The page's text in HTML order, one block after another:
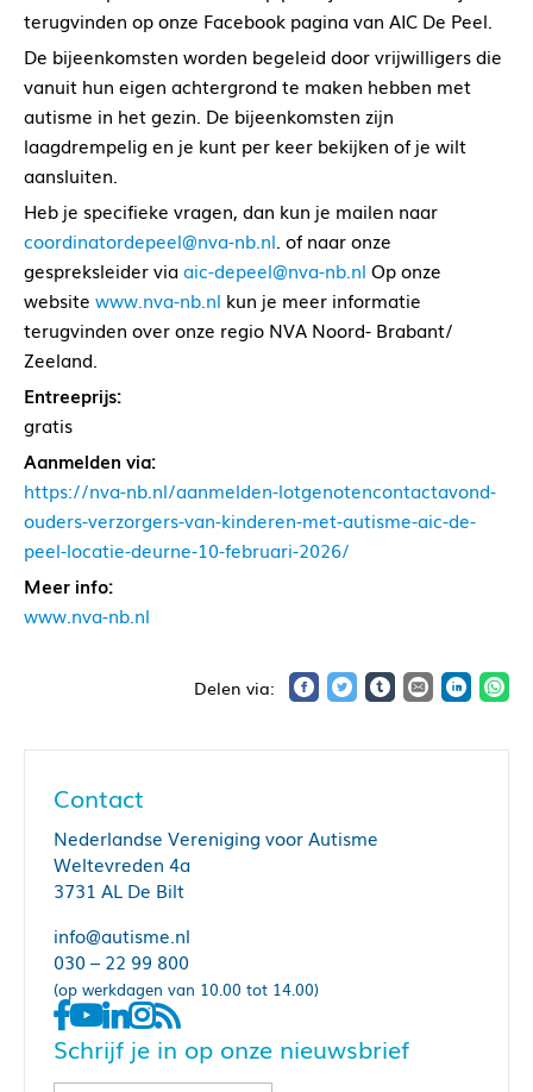
terugvinden op onze Facebook pagina van AIC De Peel.
De bijeenkomsten worden begeleid door vrijwilligers die
vanuit hun eigen achtergrond te maken hebben met
autisme in het gezin. De bijeenkomsten zijn
laagdrempelig en je kunt per keer bekijken of je wilt
aansluiten.
Heb je specifieke vragen, dan kun je mailen naar
coordinatordepeel@nva-nb.nl. of naar onze
gespreksleider viaaic-depeel@nva-nb.nl Op onze
website www.nva-nb.nl kun je meer informatie
terugvinden over onze regio NVA Noord- Brabant/
Zeeland.
Entreeprijs:
gratis
Aanmelden via:
https://nva-nb.nl/aanmelden-lotgenotencontactavond-
ouders-verzorgers-van-kinderen-met-autisme-aic-de-
peel-locatie-deurne-10-februari-2026/
Meer info:
www.nva-nb.nl
Contact
Nederlandse Vereniging voor Autisme
Weltevreden 4a
3731 AL De Bilt
info@autisme.nl
030 – 22 99 800
(op werkdagen van 10.00 tot 14.00)
Schrijf je in op onze nieuwsbrief